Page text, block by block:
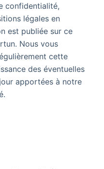
confidentialité,
légales en
est publiée sur ce
Nous vous
cette
des éventuelles
apportées à notre